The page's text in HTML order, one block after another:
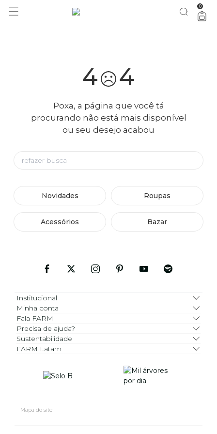
você merece 30% OFF pra comemorar com a gente aproveita! 0
4 4
Poxa, a página que você tá
procurando não está mais disponível
ou seu desejo acabou
Novidades Roupas
Acessórios Bazar
Institucional
Minha conta
Fala FARM
Precisa de ajuda?
Sustentabilidade
FARM Latam
Mapa do site